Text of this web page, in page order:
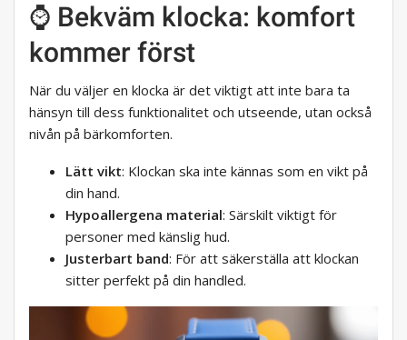
⌚ Bekväm klocka: komfort
kommer först
När du väljer en klocka är det viktigt att inte bara ta
hänsyn till dess funktionalitet och utseende, utan också
nivån på bärkomforten.
Lätt vikt: Klockan ska inte kännas som en vikt på
din hand.
Hypoallergena material: Särskilt viktigt för
personer med känslig hud.
Justerbart band: För att säkerställa att klockan
sitter perfekt på din handled.